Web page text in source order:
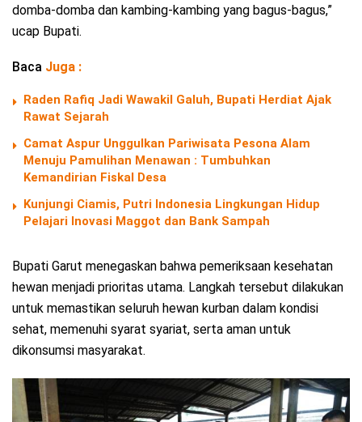
domba-domba dan kambing-kambing yang bagus-bagus,”
ucap Bupati.
Baca Juga :
Raden Rafiq Jadi Wawakil Galuh, Bupati Herdiat Ajak
Rawat Sejarah
Camat Aspur Unggulkan Pariwisata Pesona Alam
Menuju Pamulihan Menawan : Tumbuhkan
Kemandirian Fiskal Desa
Kunjungi Ciamis, Putri Indonesia Lingkungan Hidup
Pelajari Inovasi Maggot dan Bank Sampah
Bupati Garut menegaskan bahwa pemeriksaan kesehatan
hewan menjadi prioritas utama. Langkah tersebut dilakukan
untuk memastikan seluruh hewan kurban dalam kondisi
sehat, memenuhi syarat syariat, serta aman untuk
dikonsumsi masyarakat.